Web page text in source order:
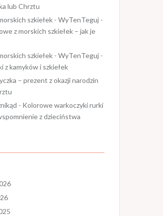
lub Chrztu
szkiełek - WyTenTeguj -
z morskich szkiełek – jak je
szkiełek - WyTenTeguj -
z kamyków i szkiełek
– prezent z okazji narodzin
- Kolorowe warkoczyki rurki
z dzieciństwa